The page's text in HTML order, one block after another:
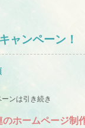
ャンペーン！
ンは引き続き
ホームページ制